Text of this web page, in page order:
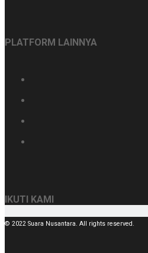
PLATFORM LAINNYA
IKUTI KAMI
© 2022 Suara Nusantara. All rights reserved.